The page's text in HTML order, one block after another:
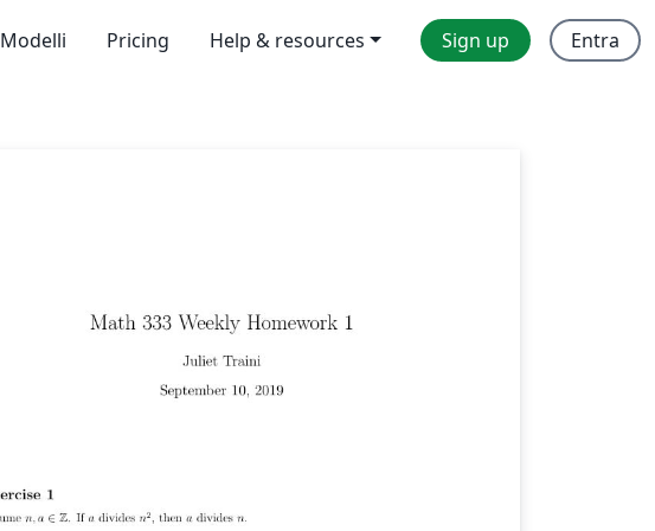
Modelli Pricing Help & resources Sign up Entra